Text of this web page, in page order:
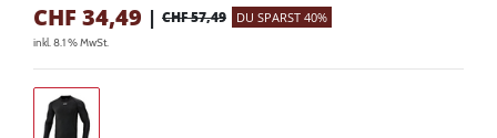
CHF 34,49 | CHF 57,49 DU SPARST 40%
inkl. 8.1 % MwSt.